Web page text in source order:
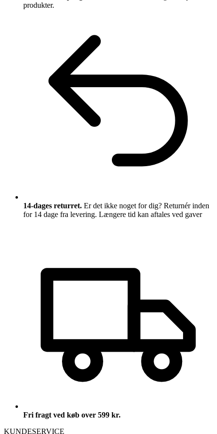
produkter.
14-dages returret. Er det ikke noget for dig? Returnér inden
for 14 dage fra levering. Længere tid kan aftales ved gaver
Fri fragt ved køb over 599 kr.
KUNDESERVICE